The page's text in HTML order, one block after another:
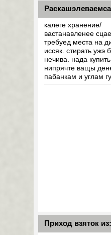
Раскашэлеваемса
калеге хранение/
вастанавленее
требуед места на
иссяк. стирать ужэ
нечива. нада
нипрячте ващы
пабанкам и углам
Приход взяток из: